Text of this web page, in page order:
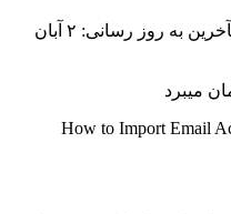
آخرین به روز رسانی: ۲ آبان